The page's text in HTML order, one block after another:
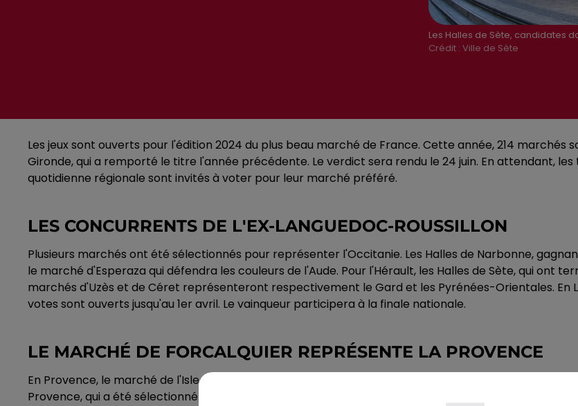
Les Halles de Sète, candidates
Crédit :Ville de Sète
Les jeux sont ouverts pour l'édition 2024 du plus beau marché de France. Cette année, 214 marchés
Gironde, qui a remporté le titre l'année précédente. Le verdict sera rendu le 24 juin. En attendant,
quotidienne régionale sont invités à voter pour leur marché préféré.
LES CONCURRENTS DE L'EX-LANGUEDOC-ROUSSILLON
Plusieurs marchés ont été sélectionnés pour représenter l'Occitanie. Les Halles de Narbonne,
le marché d'Esperaza qui défendra les couleurs de l'Aude. Pour l'Hérault, les Halles de Sète, qui ont
marchés d'Uzès et de Céret représenteront respectivement le Gard et les Pyrénées-Orientales. En
votes sont ouverts jusqu'au 1er avril. Le vainqueur participera à la finale nationale.
LE MARCHÉ DE FORCALQUIER REPRÉSENTE LA PROVENCE
En Provence, le marché de l'Isle-sur-la-Sorgue dans le Vaucluse était en lice. Cependant, c'est le
Provence, qui a été sélectionné pour représenter la région.